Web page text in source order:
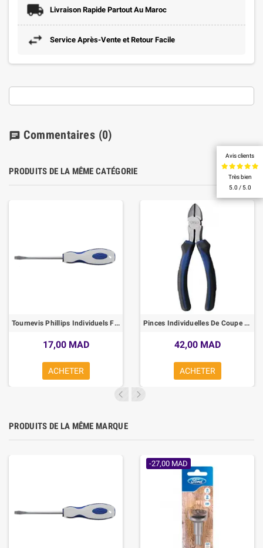
Avis clients
Très bien
5.0 / 5.0
Livraison Rapide Partout Au Maroc
Service Après-Vente et Retour Facile
chat Commentaires (0)
PRODUITS DE LA MÊME CATÉGORIE
Tournevis Phillips Individuels Ford
17,00 MAD
ACHETER
Pinces Individuelles De Coupe Diagonal 160mm FORD
42,00 MAD
ACHETER
PRODUITS DE LA MÊME MARQUE
-27,00 MAD